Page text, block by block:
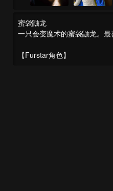
蜜袋鼬龙
一只会变魔术的蜜袋鼬龙。最
【Furstar角色】